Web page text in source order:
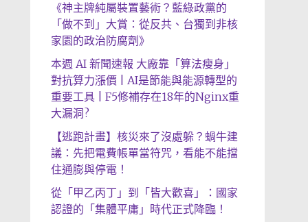
《神主牌純屬裝置藝術？藍綠政黨的
「做不到」大賞：從反共、台獨到非核
家園的政治防腐劑》
本週 AI 新聞速報 大廠靠「算法瘦身」
對抗算力漲價 | AI是節能與能源轉型的
重要工具 | F5修補存在18年的Nginx重
大漏洞?
【逃跑計畫】核災來了沒處躲？蝸牛建
議：先把電費帳單當符咒，看能不能擋
住通膨與停電！
從「甲乙丙丁」到「皆大歡喜」：國家
認證的「集體平庸」時代正式降臨！